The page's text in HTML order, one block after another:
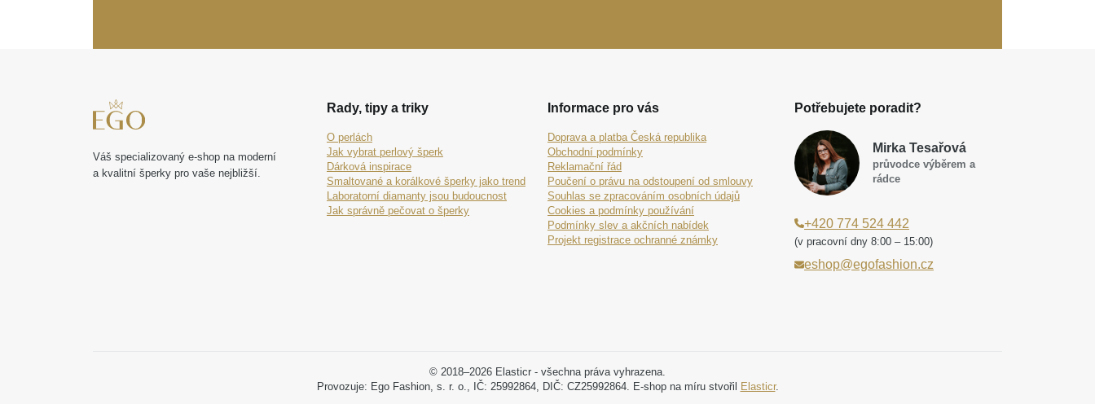
Váš specializovaný e-shop na moderní
a kvalitní šperky pro vaše nejbližší.
Rady, tipy a triky
O perlách
Jak vybrat perlový šperk
Dárková inspirace
Smaltované a korálkové šperky jako trend
Laboratorní diamanty jsou budoucnost
Jak správně pečovat o šperky
Informace pro vás
Doprava a platba Česká republika
Obchodní podmínky
Reklamační řád
Poučení o právu na odstoupení od smlouvy
Souhlas se zpracováním osobních údajů
Cookies a podmínky používání
Podmínky slev a akčních nabídek
Projekt registrace ochranné známky
Potřebujete poradit?
Mirka Tesařová
průvodce výběrem a
rádce
+420 774 524 442
(v pracovní dny 8:00 – 15:00)
eshop@egofashion.cz
© 2018–2026 Elasticr - všechna práva vyhrazena.
Provozuje: Ego Fashion, s. r. o., IČ: 25992864, DIČ: CZ25992864. E-shop na míru stvořil
Elasticr.